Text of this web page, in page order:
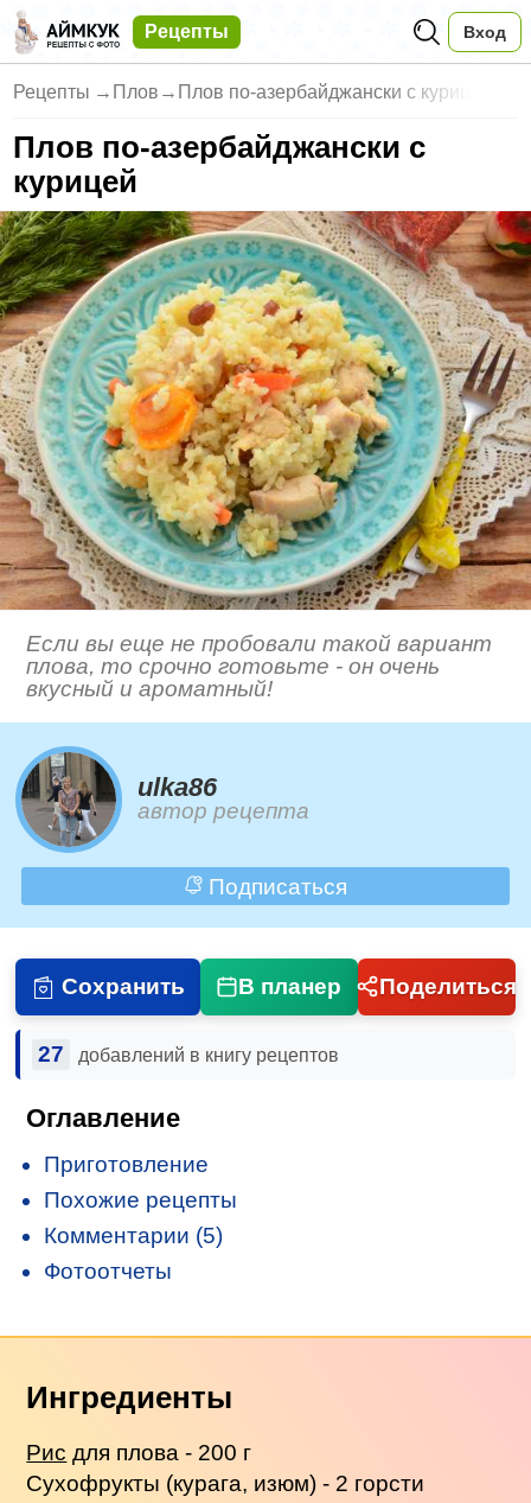
Рецепты Вход
Рецепты → Плов → Плов по-азербайджански с куриц
Плов по-азербайджански с
курицей
Если вы еще не пробовали такой вариант
плова, то срочно готовьте - он очень
вкусный и ароматный!
ulka86
автор рецепта
Подписаться
Сохранить В планер Поделиться
27 добавлений в книгу рецептов
Оглавление
Приготовление
Похожие рецепты
Комментарии (5)
Фотоотчеты
Ингредиенты
Рис для плова - 200 г
Сухофрукты (курага, изюм) - 2 горсти